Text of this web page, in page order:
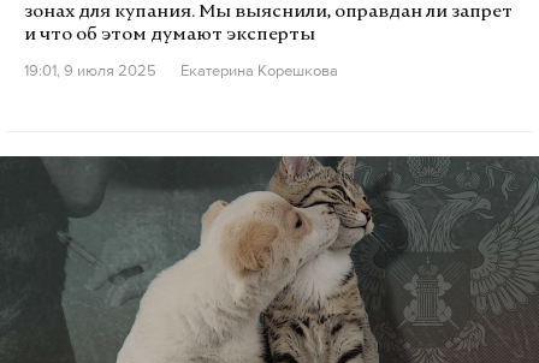
зонах для купания. Мы выяснили, оправдан ли запрет
и что об этом думают эксперты
19:01, 9 июля 2025
Екатерина Корешкова